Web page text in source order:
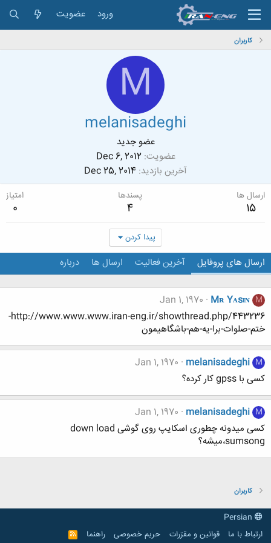
ورود عضویت
کاربران
M
melanisadeghi
عضو جدید
عضویت Dec 6, 2012
آخرین بازدید Dec 25, 2014
ارسال ها
15
پسندها
4
امتیاز
0
پیدا کردن
ارسال های پروفایل آخرین فعالیت ارسال ها درباره
M
Mʀ Yᴀsɪɴ
Jan 1, 1970
http://www.www.www.iran-eng.ir/showthread.php/443236-
ختم-صلوات-برا-یه-هم-باشگاهیمون
M
melanisadeghi
Jan 1, 1970
کسی با gpss کار کرده؟
M
melanisadeghi
Jan 1, 1970
کسی میدونه چطوری اسکایپ روی گوشی down load
،sumsongمیشه؟
کاربران
ارتباط با ما
قوانین و مقرّرات حریم خصوصی راهنما
R